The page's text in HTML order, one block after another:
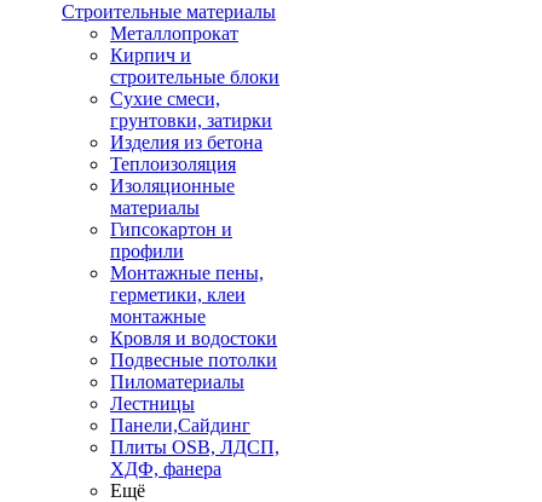
Строительные материалы
Металлопрокат
Кирпич и
строительные блоки
Сухие смеси,
грунтовки, затирки
Изделия из бетона
Теплоизоляция
Изоляционные
материалы
Гипсокартон и
профили
Монтажные пены,
герметики, клеи
монтажные
Кровля и водостоки
Подвесные потолки
Пиломатериалы
Лестницы
Панели,Сайдинг
Плиты OSB, ЛДСП,
ХДФ, фанера
Ещё